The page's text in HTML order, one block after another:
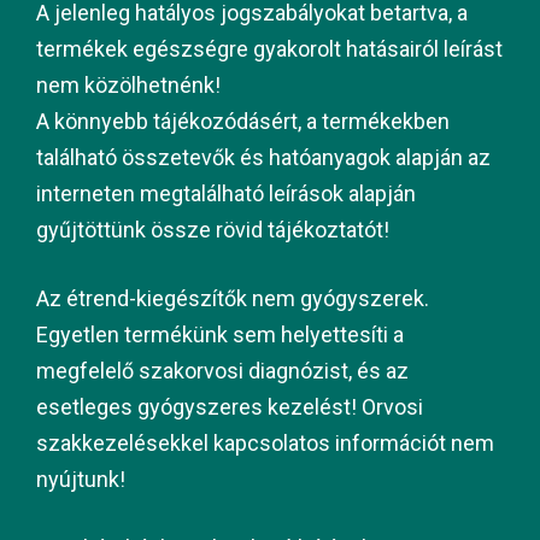
A jelenleg hatályos jogszabályokat betartva, a
termékek egészségre gyakorolt hatásairól leírást
nem közölhetnénk!
A könnyebb tájékozódásért, a termékekben
található összetevők és hatóanyagok alapján az
interneten megtalálható leírások alapján
gyűjtöttünk össze rövid tájékoztatót!
Az étrend-kiegészítők nem gyógyszerek.
Egyetlen termékünk sem helyettesíti a
megfelelő szakorvosi diagnózist, és az
esetleges gyógyszeres kezelést! Orvosi
szakkezelésekkel kapcsolatos információt nem
nyújtunk!